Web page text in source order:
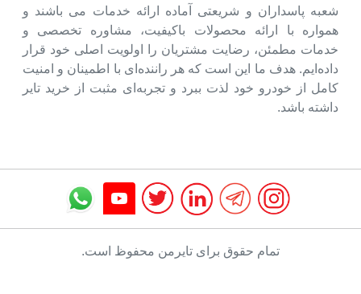
شعبه پاسداران و شریعتی آماده ارائه خدمات می باشند و
همواره با ارائه محصولات باکیفیت، مشاوره تخصصی و
خدمات مطمئن، رضایت مشتریان را اولویت اصلی خود قرار
داده‌ایم. هدف ما این است که هر راننده‌ای با اطمینان و امنیت
کامل از خودرو خود لذت ببرد و تجربه‌ای مثبت از خرید تایر
داشته باشد.
تمام حقوق برای تایرمن محفوظ است.